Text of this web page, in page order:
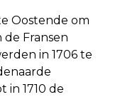
Oostende om
Fransen
in 1706 te
in 1710 de